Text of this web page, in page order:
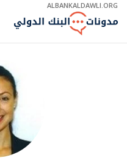
Skip
Main
ALBANKALDAWLI.ORG